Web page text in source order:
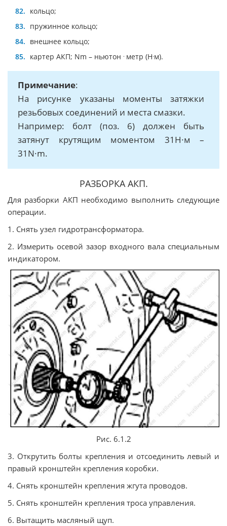
кольцо;
пружинное кольцо;
внешнее кольцо;
картер АКП; Nm – ньютон . метр (Н.м).
Примечание:
На рисунке указаны моменты затяжки
резьбовых соединений и места смазки.
Например: болт (поз. 6) должен быть
затянут крутящим моментом 31Н·м –
31N·m.
РАЗБОРКА АКП.
Для разборки АКП необходимо выполнить следующие
операции.
1. Снять узел гидротрансформатора.
2. Измерить осевой зазор входного вала специальным
индикатором.
Рис. 6.1.2
3. Открутить болты крепления и отсоединить левый и
правый кронштейн крепления коробки.
4. Снять кронштейн крепления жгута проводов.
5. Снять кронштейн крепления троса управления.
6. Вытащить масляный щуп.